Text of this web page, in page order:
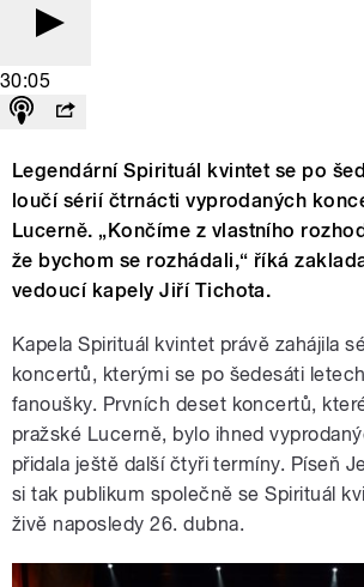
30:05
Legendární Spirituál kvintet se po
loučí sérií čtrnácti vyprodaných
Lucerně. „Končíme z vlastního
že bychom se rozhádali,“ říká
vedoucí kapely Jiří Tichota.
Kapela Spirituál kvintet právě zahájila
koncertů, kterými se po šedesáti
fanoušky. Prvních deset koncertů,
pražské Lucerně, bylo ihned
přidala ještě další čtyři termíny. Píseň
si tak publikum společně se Spirituál
živě naposledy 26. dubna.